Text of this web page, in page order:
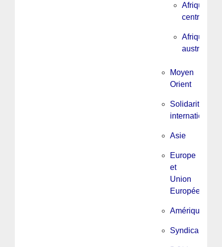
Afrique
centrale
Afrique
australe
Moyen
Orient
Solidarité
internationale
Asie
Europe
et
Union
Européenne
Amérique
Syndicalisme